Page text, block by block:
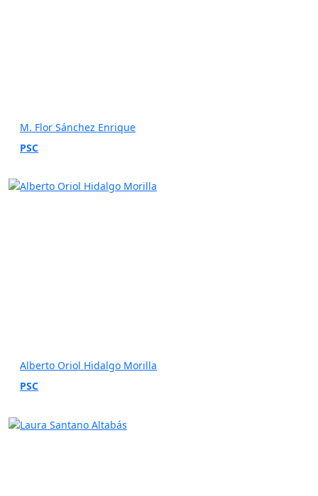
M. Flor Sánchez Enrique
PSC
Alberto Oriol Hidalgo Morilla
PSC